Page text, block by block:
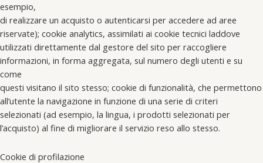
esempio,
di realizzare un acquisto o autenticarsi per accedere ad aree
riservate); cookie analytics, assimilati ai cookie tecnici laddove
utilizzati direttamente dal gestore del sito per raccogliere
informazioni, in forma aggregata, sul numero degli utenti e su
come
questi visitano il sito stesso; cookie di funzionalità, che permettono
all’utente la navigazione in funzione di una serie di criteri
selezionati (ad esempio, la lingua, i prodotti selezionati per
l’acquisto) al fine di migliorare il servizio reso allo stesso.
Cookie di profilazione